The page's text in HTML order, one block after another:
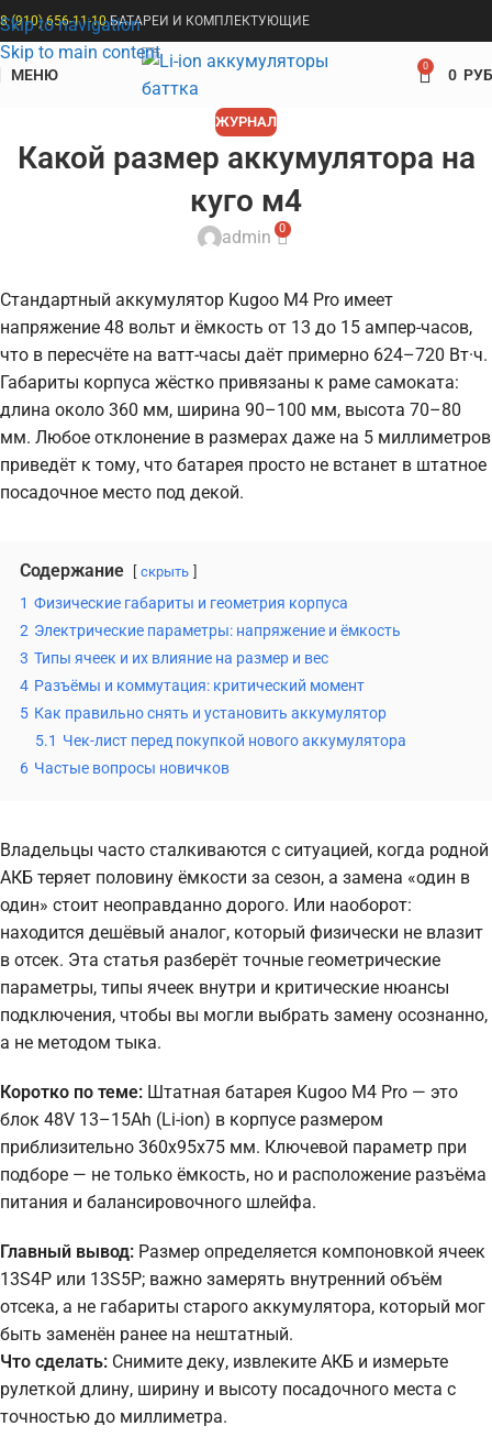
Skip to navigation
Skip to main content
8 (910) 656-11-10БАТАРЕИ И КОМПЛЕКТУЮЩИЕ
МЕНЮ 0 0
ЖУРНАЛ
Какой размер аккумулятора на
куго м4
admin 0
Стандартный аккумулятор Kugoo M4 Pro имеет
напряжение 48 вольт и ёмкость от 13 до 15 ампер-часов,
что в пересчёте на ватт-часы даёт примерно 624–720 Вт·ч.
Габариты корпуса жёстко привязаны к раме самоката:
длина около 360 мм, ширина 90–100 мм, высота 70–80
мм. Любое отклонение в размерах даже на 5 миллиметров
приведёт к тому, что батарея просто не встанет в штатное
посадочное место под декой.
Содержание скрыть
1 Физические габариты и геометрия корпуса
2 Электрические параметры: напряжение и ёмкость
3 Типы ячеек и их влияние на размер и вес
4 Разъёмы и коммутация: критический момент
5 Как правильно снять и установить аккумулятор
5.1 Чек-лист перед покупкой нового аккумулятора
6 Частые вопросы новичков
Владельцы часто сталкиваются с ситуацией, когда родной
АКБ теряет половину ёмкости за сезон, а замена «один в
один» стоит неоправданно дорого. Или наоборот:
находится дешёвый аналог, который физически не влазит
в отсек. Эта статья разберёт точные геометрические
параметры, типы ячеек внутри и критические нюансы
подключения, чтобы вы могли выбрать замену осознанно,
а не методом тыка.
Коротко по теме: Штатная батарея Kugoo M4 Pro — это
блок 48V 13–15Ah (Li-ion) в корпусе размером
приблизительно 360x95x75 мм. Ключевой параметр при
подборе — не только ёмкость, но и расположение разъёма
питания и балансировочного шлейфа.
Главный вывод: Размер определяется компоновкой ячеек
13S4P или 13S5P; важно замерять внутренний объём
отсека, а не габариты старого аккумулятора, который мог
быть заменён ранее на нештатный.
Что сделать: Снимите деку, извлеките АКБ и измерьте
рулеткой длину, ширину и высоту посадочного места с
точностью до миллиметра.